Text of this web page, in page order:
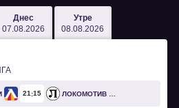
Днес
07.08.2026
Утре
08.08.2026
21 15 ЛОКОМОТИВ ПЛОВДИВ